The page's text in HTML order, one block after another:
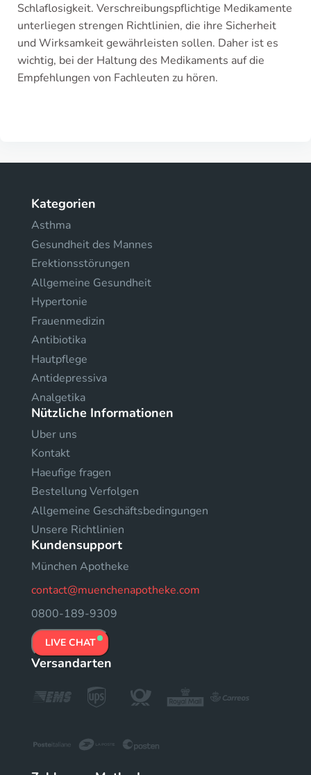
Schlaflosigkeit. Verschreibungspflichtige Medikamente
unterliegen strengen Richtlinien, die ihre Sicherheit
und Wirksamkeit gewährleisten sollen. Daher ist es
wichtig, bei der Haltung des Medikaments auf die
Empfehlungen von Fachleuten zu hören.
Kategorien
Asthma
Gesundheit des Mannes
Erektionsstörungen
Allgemeine Gesundheit
Hypertonie
Frauenmedizin
Antibiotika
Hautpflege
Antidepressiva
Analgetika
Nützliche Informationen
Uber uns
Kontakt
Haeufige fragen
Bestellung Verfolgen
Allgemeine Geschäftsbedingungen
Unsere Richtlinien
Kundensupport
München Apotheke
contact@muenchenapotheke.com
0800-189-9309
LIVE CHAT
Versandarten